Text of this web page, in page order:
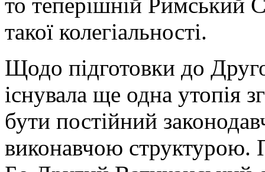
такої колегіальності.
Щодо підготовки до
існувала ще одна утопія
бути постійний
виконавчою структурою.